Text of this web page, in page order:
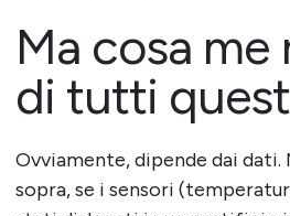
Ma cosa
di tutti
Ovviamente, dipende dai dati.
sopra, se i sensori